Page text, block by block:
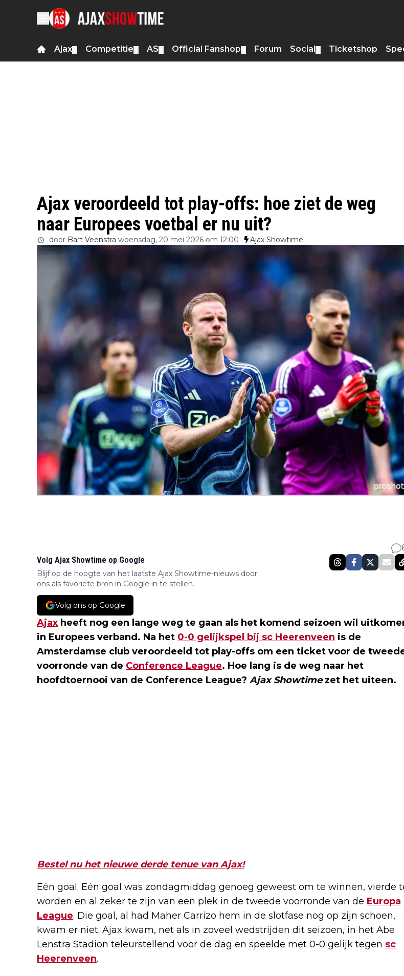
Ajax Competitie AS Official Fanshop Forum Social Ticketshop
Ajax veroordeeld tot play-offs: hoe ziet de weg
naar Europees voetbal er nu uit?
door Bart Veenstra woensdag, 20 mei 2026 om 12:00 Ajax Showtime
Volg Ajax Showtime op Google
Blijf op de hoogte van het laatste Ajax Showtime-nieuws door
ons als favoriete bron in Google in te stellen.
Volg ons op Google
Ajax heeft nog een lange weg te gaan als het komend seizoen wil
in Europees verband. Na het 0-0 gelijkspel bij sc Heerenveen is de
Amsterdamse club veroordeeld tot play-offs om een ticket voor de
voorronde van de Conference League. Hoe lang is de weg naar het
hoofdtoernooi van de Conference League? Ajax Showtimezet het uiteen.
Bestel nu het nieuwe derde tenue van Ajax!
Eén goal. Eén goal was zondagmiddag genoeg geweest om te winnen, vierde
worden en al zeker te zijn van een plek in de tweede voorronde van de Europa
League. Die goal, al had Maher Carrizo hem in de slotfase nog op zijn schoen,
kwam er niet. Ajax kwam, net als in zoveel wedstrijden dit seizoen, in het Abe
Lenstra Stadion teleurstellend voor de dag en speelde met 0-0 gelijk tegen sc
Heerenveen.